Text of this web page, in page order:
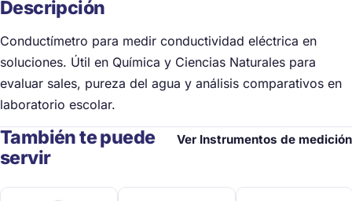
Descripción
Conductímetro para medir conductividad eléctrica en
soluciones. Útil en Química y Ciencias Naturales para
evaluar sales, pureza del agua y análisis comparativos en
laboratorio escolar.
También te puede
servir
Ver Instrumentos de medición